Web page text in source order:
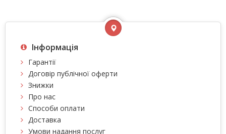
Інформація
Гарантії
Договір публічної оферти
Знижки
Про нас
Способи оплати
Доставка
Умови надання послуг